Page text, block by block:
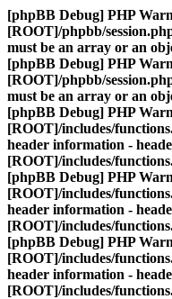
[phpBB Debug] PHP
[ROOT]/phpbb/
must be an array or an
[phpBB Debug] PHP
[ROOT]/phpbb/
must be an array or an
[phpBB Debug] PHP
[ROOT]/includes/
header information -
[ROOT]/includes/
[phpBB Debug] PHP
[ROOT]/includes/
header information -
[ROOT]/includes/
[phpBB Debug] PHP
[ROOT]/includes/
header information -
[ROOT]/includes/